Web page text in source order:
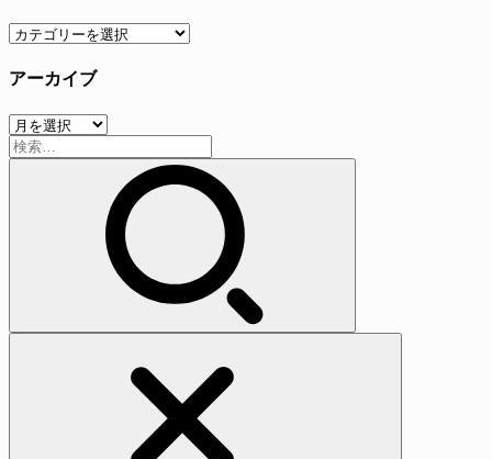
カ
ゴ
ー
アーカイブ
ア
ー
検
索: